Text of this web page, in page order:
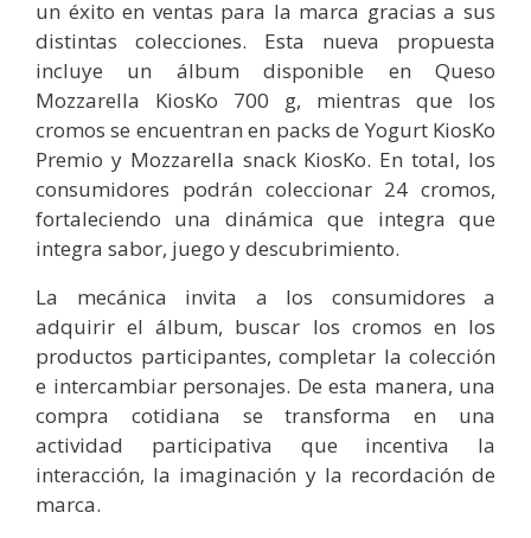
un éxito en ventas para la marca gracias a sus
distintas colecciones. Esta nueva propuesta
incluye un álbum disponible en Queso
Mozzarella KiosKo 700 g, mientras que los
cromos se encuentran en packs de Yogurt KiosKo
Premio y Mozzarella snack KiosKo. En total, los
consumidores podrán coleccionar 24 cromos,
fortaleciendo una dinámica que integra que
integra sabor, juego y descubrimiento.
La mecánica invita a los consumidores a
adquirir el álbum, buscar los cromos en los
productos participantes, completar la colección
e intercambiar personajes. De esta manera, una
compra cotidiana se transforma en una
actividad participativa que incentiva la
interacción, la imaginación y la recordación de
marca.